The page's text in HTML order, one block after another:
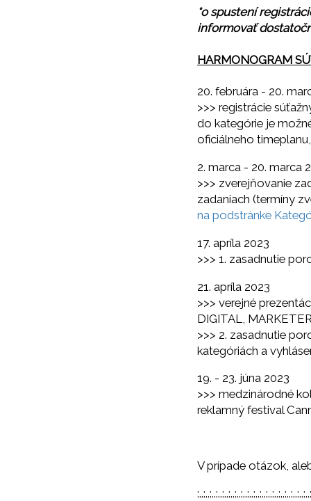
*o spustení
informovať
HARMONOGRAM
20. februára - 20.
>>> registrácie
do kategórie je
oficiálneho
2. marca - 20. marca
>>> zverejňovanie
zadaniach (termíny
na podstránke
17. apríla 2023
>>> 1. zasadnutie
21. apríla 2023
>>> verejné
DIGITAL,
>>> 2. zasadnutie
kategóriách a
19. - 23. júna 2023
>>> medzinárodné
reklamný festival
V prípade otázok,